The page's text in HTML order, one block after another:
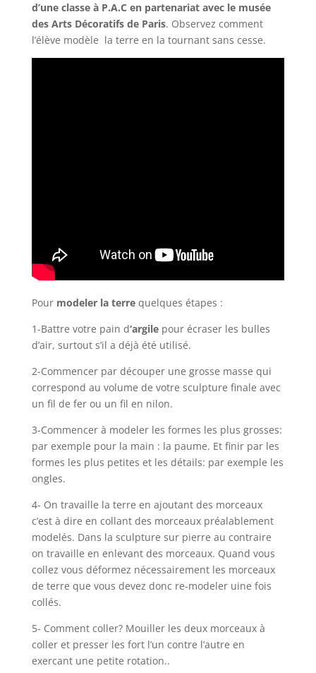
d’une classe à P.A.C en partenariat avec le musée
des Arts Décoratifs de Paris. Observez comment
l’élève modèle la terre en la tournant sans cesse.
Pour modeler la terrequelques étapes :
1-Battre votre pain d‘argilepour écraser les bulles
d’air, surtout s’il a déjà été utilisé.
2-Commencer par découper une grosse masse qui
correspond au volume de votre sculpture finale avec
un fil de fer ou un fil en nilon.
3-Commencer à modeler les formes les plus grosses:
par exemple pour la main : la paume. Et finir par les
formes les plus petites et les détails: par exemple les
ongles.
4- On travaille la terre en ajoutant des morceaux
c’est à dire en collant des morceaux préalablement
modelés. Dans la sculpture sur pierre au contraire
on travaille en enlevant des morceaux. Quand vous
collez vous déformez nécessairement les morceaux
de terre que vous devez donc re-modeler uine fois
collés.
5- Comment coller? Mouiller les deux morceaux à
coller et presser les fort l’un contre l’autre en
exercant une petite rotation..